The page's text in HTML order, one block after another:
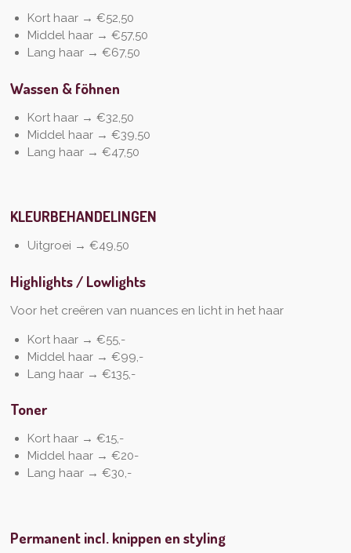
Kort haar → €52,50
Middel haar → €57,50
Lang haar → €67,50
Wassen & föhnen
Kort haar → €32,50
Middel haar → €39,50
Lang haar → €47,50
KLEURBEHANDELINGEN
Uitgroei → €49,50
Highlights / Lowlights
Voor het creëren van nuances en licht in het haar
Kort haar → €55,-
Middel haar → €99,-
Lang haar → €135,-
Toner
Kort haar → €15,-
Middel haar → €20-
Lang haar → €30,-
Permanent incl. knippen en styling